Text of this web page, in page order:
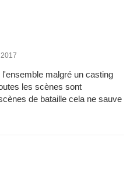
malgré un casting
les scènes sont
de bataille cela ne sauve